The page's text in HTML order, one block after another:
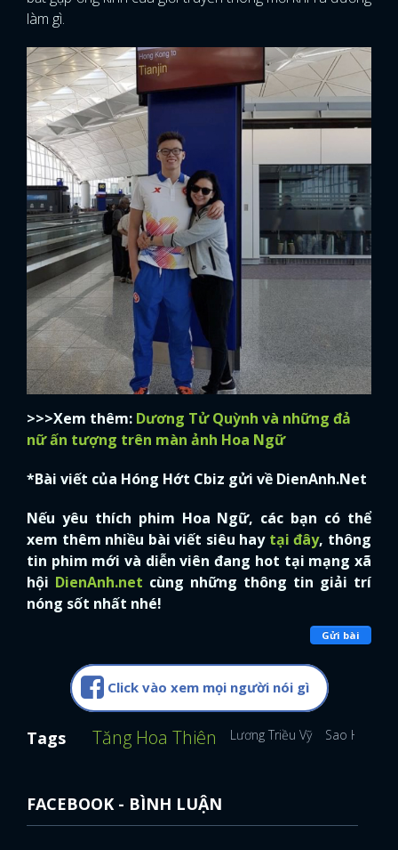
làm gì.
>>>Xem thêm: Dương Tử Quỳnh và những đả
nữ ấn tượng trên màn ảnh Hoa Ngữ
*Bài viết của Hóng Hớt Cbiz gửi về DienAnh.Net
Nếu yêu thích phim Hoa Ngữ, các bạn có thể
xem thêm nhiều bài viết siêu hay tại đây, thông
tin phim mới và diễn viên đang hot tại mạng xã
hội DienAnh.net cùng những thông tin giải trí
nóng sốt nhất nhé!
Gửi bài
Click vào xem mọi người nói gì
Tags Tăng Hoa Thiên Lương Triều Vỹ Sao Hoa
FACEBOOK - BÌNH LUẬN